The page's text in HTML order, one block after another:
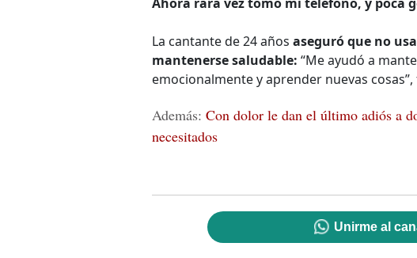
La cantante de 24 años aseguró que no
mantenerse saludable: “Me ayudó a
emocionalmente y aprender nuevas
Además: Con dolor le dan el último adiós a
necesitados
Unirme al